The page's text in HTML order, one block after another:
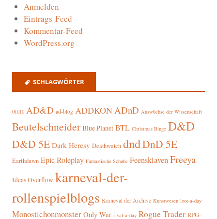
Anmelden
Eintrags-Feed
Kommentar-Feed
WordPress.org
SCHLAGWÖRTER
01010 AD&D ad-blog ADDKONADnD Auswüchse der Wissenschaft
Beutelschneider Blue Planet BTL Christmas Binge D&D
D&D 5E Dark Heresy Deathwatch dndDnD 5E
Earthdawn Epic Roleplay Fantastische Schuhe FeensklavenFreeya
Ideas Overflow karneval-der-
rollenspielblogs Karneval der Archive Kunstwesen loot-a-day
Monostichonmonster Only War rival-a-day Rogue Trader RPG-